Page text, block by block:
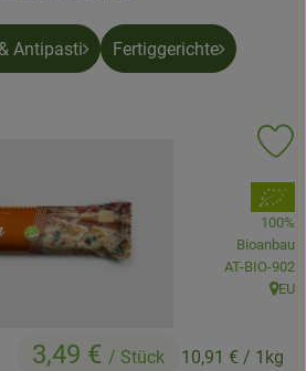
Antipasti Fertiggerichte
3,49 € / Stück 10,91 € / 1kg
, Verband:
100%
Bioanbau
,
AT-BIO-902
,
EU